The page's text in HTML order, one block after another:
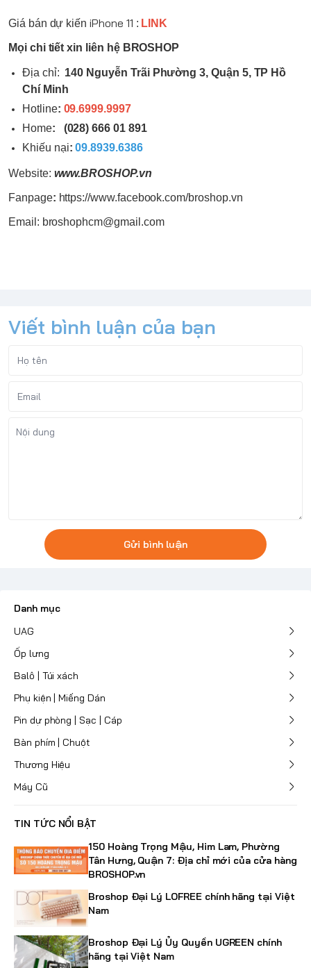
Giá bán dự kiếniPhone 11 : LINK
Mọi chi tiết xin liên hệ BROSHOP
Địa chỉ: 140 Nguyễn Trãi Phường 3, Quận 5, TP Hồ
Chí Minh
Hotline: 09.6999.9997
Home:
(028) 666 01 891
Khiếu nại: 09.8939.6386
Website: www.BROSHOP.vn
Fanpage: https://www.facebook.com/broshop.vn
Email: broshophcm@gmail.com
Viết bình luận của bạn
Gửi bình luận
Danh mục
UAG
Ốp lưng
Balô | Túi xách
Phụ kiện | Miếng Dán
Pin dự phòng | Sạc | Cáp
Bàn phím | Chuột
Thương Hiệu
Máy Cũ
TIN TỨC NỔI BẬT
150 Hoàng Trọng Mậu, Him Lam, Phường
Tân Hưng, Quận 7: Địa chỉ mới của cửa hàng
BROSHOP.vn
Broshop Đại Lý LOFREE chính hãng tại Việt
Nam
Broshop Đại Lý Ủy Quyền UGREEN chính
hãng tại Việt Nam